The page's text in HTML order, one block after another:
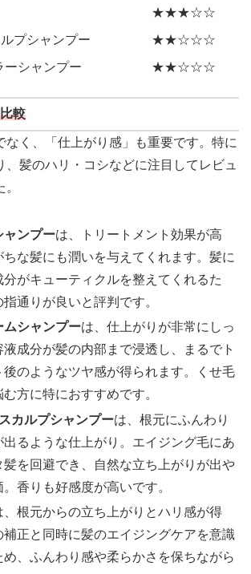
★★★☆☆
プシャンプー
★★☆☆☆
ーシャンプー
★★☆☆☆
較
なく、「仕上がり感」も重要です。特に
、髪のハリ・コシなどに注目してレビュ
ャンプーは、トリートメント効果が高
ちな髪にも潤いを与えてくれます。髪に
がキューティクルを整えてくれるた
通りが良いと評判です。
ムシャンプーは、仕上がりが非常にしっ
液成分が髪の内部まで浸透し、まるでト
後のようなツヤ感が得られます。くせ毛
方に特におすすめです。
カルプシャンプーは、根元にふんわり
出るような仕上がり。エイジング毛にあ
髪を回避でき、自然な立ち上がりが出や
香りも好感度が高いです。
、根元からの立ち上がりとハリ感が得
補正と同時に髪のエイジングケアを意識
め、ふんわり感や柔らかさを保ちながら